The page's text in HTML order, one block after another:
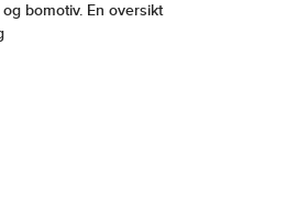
bomotiv. En oversikt